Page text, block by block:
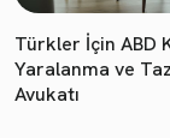
Türkler İçin ABD
Yaralanma ve
Avukatı